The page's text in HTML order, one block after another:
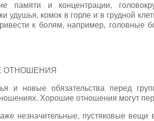
памяти и концентрации,
удушья, комок в горле и в грудной
к болям, например, головные
ОТНОШЕНИЯ
и новые обязательства перед
Хорошие отношения могут
незначительные, пустяковые